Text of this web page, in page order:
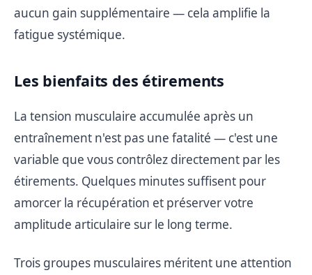
aucun gain supplémentaire — cela amplifie la
fatigue systémique.
Les bienfaits des étirements
La tension musculaire accumulée après un
entraînement n'est pas une fatalité — c'est une
variable que vous contrôlez directement par les
étirements. Quelques minutes suffisent pour
amorcer la récupération et préserver votre
amplitude articulaire sur le long terme.
Trois groupes musculaires méritent une attention